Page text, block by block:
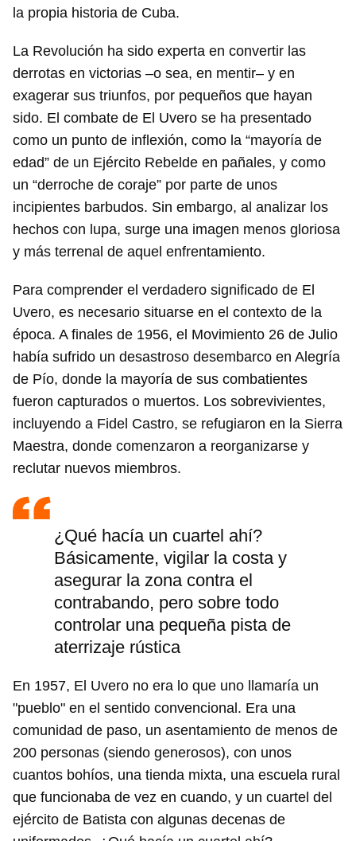
la propia historia de Cuba.
La Revolución ha sido experta en convertir las
derrotas en victorias –o sea, en mentir– y en
exagerar sus triunfos, por pequeños que hayan
sido. El combate de El Uvero se ha presentado
como un punto de inflexión, como la “mayoría de
edad” de un Ejército Rebelde en pañales, y como
un “derroche de coraje” por parte de unos
incipientes barbudos. Sin embargo, al analizar los
hechos con lupa, surge una imagen menos gloriosa
y más terrenal de aquel enfrentamiento.
Para comprender el verdadero significado de El
Uvero, es necesario situarse en el contexto de la
época. A finales de 1956, el Movimiento 26 de Julio
había sufrido un desastroso desembarco en Alegría
de Pío, donde la mayoría de sus combatientes
fueron capturados o muertos. Los sobrevivientes,
incluyendo a Fidel Castro, se refugiaron en la Sierra
Maestra, donde comenzaron a reorganizarse y
reclutar nuevos miembros.
¿Qué hacía un cuartel ahí?
Básicamente, vigilar la costa y
asegurar la zona contra el
contrabando, pero sobre todo
controlar una pequeña pista de
aterrizaje rústica
En 1957, El Uvero no era lo que uno llamaría un
"pueblo" en el sentido convencional. Era una
comunidad de paso, un asentamiento de menos de
200 personas (siendo generosos), con unos
cuantos bohíos, una tienda mixta, una escuela rural
que funcionaba de vez en cuando, y un cuartel del
ejército de Batista con algunas decenas de